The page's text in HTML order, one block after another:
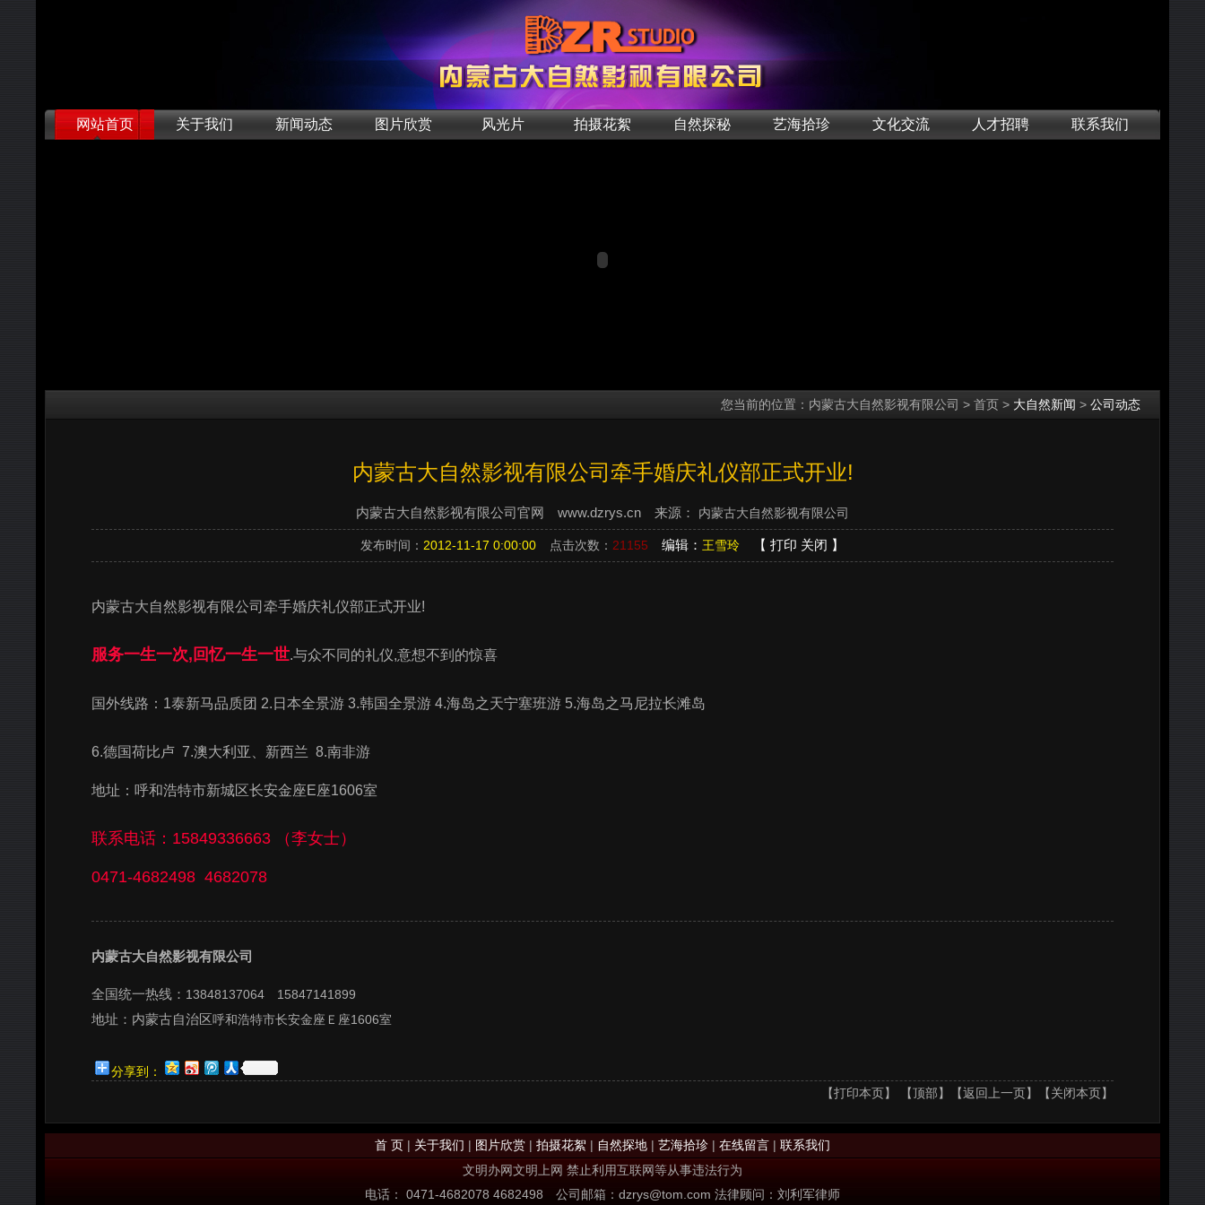
网站首页 关于我们 新闻动态 图片欣赏 风光片 拍摄花絮 自然探秘 艺海拾珍 文化交流 人才招聘 联系我们
您当前的位置：内蒙古大自然影视有限公司 > 首页 > 大自然新闻 > 公司动态
内蒙古大自然影视有限公司牵手婚庆礼仪部正式开业!
内蒙古大自然影视有限公司官网 www.dzrys.cn 来源： 内蒙古大自然影视有限公司
发布时间： 2012-11-17 0:00:00 点击次数： 21155 编辑： 王雪玲 【 打印 关闭 】
内蒙古大自然影视有限公司牵手婚庆礼仪部正式开业!
服务一生一次,回忆一生一世.与众不同的礼仪,意想不到的惊喜
国外线路：1泰新马品质团 2.日本全景游 3.韩国全景游 4.海岛之天宁塞班游 5.海岛之马尼拉长滩岛
6.德国荷比卢 7.澳大利亚、新西兰 8.南非游
地址：呼和浩特市新城区长安金座E座1606室
联系电话：15849336663 （李女士）
0471-4682498 4682078
内蒙古大自然影视有限公司
全国统一热线： 13848137064 15847141899
地址：内蒙古自治区呼和浩特市长安金座Ｅ座1606室
分享到：
【打印本页】 【顶部】 【返回上一页】 【关闭本页】
首 页 | 关于我们 | 图片欣赏 | 拍摄花絮 | 自然探地 | 艺海拾珍 | 在线留言 | 联系我们
文明办网文明上网 禁止利用互联网等从事违法行为
电话： 0471-4682078 4682498 公司邮箱：dzrys@tom.com 法律顾问：刘利军律师